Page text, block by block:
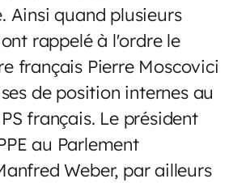
Ainsi quand plusieurs
rappelé à l'ordre le
français Pierre Moscovici
de position internes au
français. Le président
au Parlement
Weber, par ailleurs